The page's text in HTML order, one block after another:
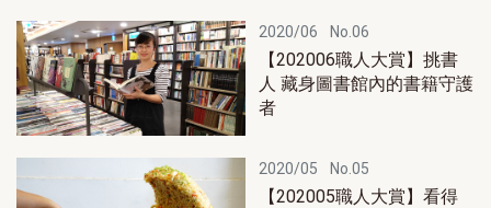
2020/06 No.06
【202006職人大賞】挑書
人 藏身圖書館內的書籍守護
者
2020/05 No.05
【202005職人大賞】看得